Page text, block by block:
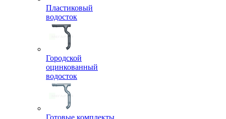
Пластиковый
водосток
Городской
оцинкованный
водосток
Готовые комплекты